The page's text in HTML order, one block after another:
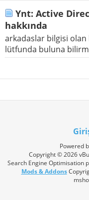
Ynt: Active
hakkında
arkadaslar bilgisi
lütfunda buluna
Powered
Copyright © 2026
Search Engine Optimisation
Mods & Addons